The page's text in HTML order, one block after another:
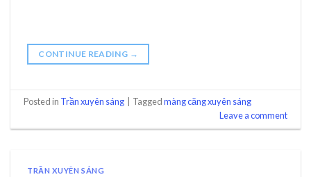
CONTINUE READING →
Posted in Trần xuyên sáng Taggedmàng căng xuyên sáng
Leave a comment
TRẦN XUYÊN SÁNG